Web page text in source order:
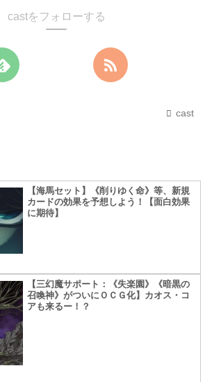
castをフォローする
cast
【海馬セット】《削りゆく命》等、新規
カードの効果を予想しよう！【面白効果
に期待】
【三幻魔サポート：《失楽園》《暗黒の
召喚神》がついにＯＣＧ化】カオス・コ
アも来るー！？